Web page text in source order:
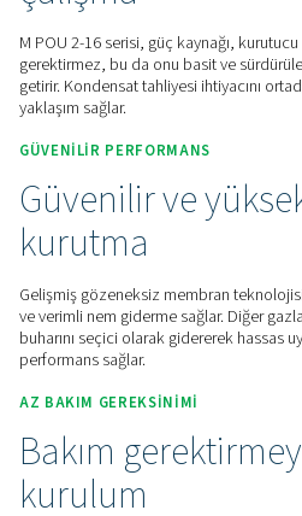
Ana Sayfa
Basınçlı Hava
BASINÇLI HAVA KURUTUCULAR
ÇEVRE DOSTU
Çevre dostu ve
çalışma
M POU 2-16 serisi, güç
gerektirmez, bu da onu basit
yaklaşım sağlar.
GÜVENILIR PERFORMANS